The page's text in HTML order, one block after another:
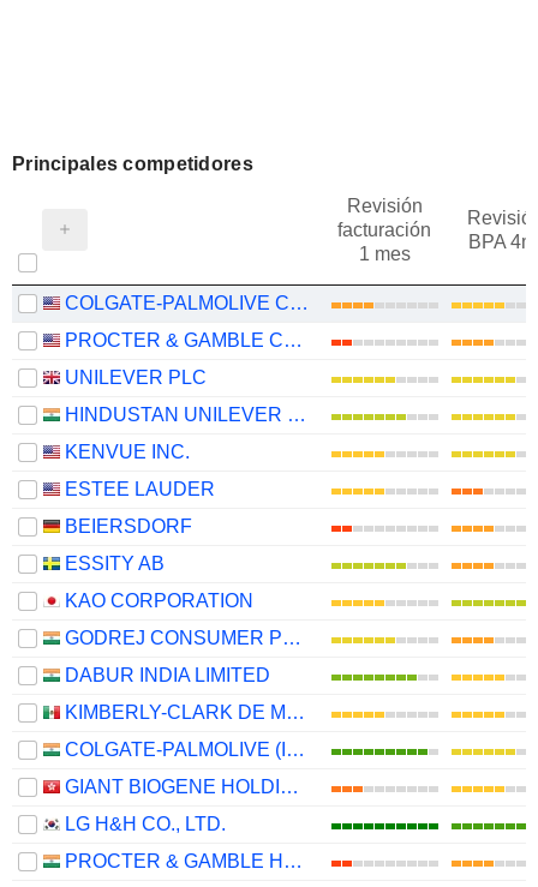
Principales competidores
Revisión
facturación
1 mes
BPA
COLGATE-PALMOLIVE COMPANY
PROCTER & GAMBLE COMPANY
UNILEVER PLC
HINDUSTAN UNILEVER LIMITED
KENVUE INC.
ESTEE LAUDER
BEIERSDORF
ESSITY AB
KAO CORPORATION
GODREJ CONSUMER PRODUCTS LIMITED
DABUR INDIA LIMITED
KIMBERLY-CLARK DE MÉXICO, S. A. B. DE C. V.
COLGATE-PALMOLIVE (INDIA) LIMITED
GIANT BIOGENE HOLDING CO., LTD.
LG H&H CO., LTD.
PROCTER & GAMBLE HYGIENE AND HEALTH CARE LIMITED